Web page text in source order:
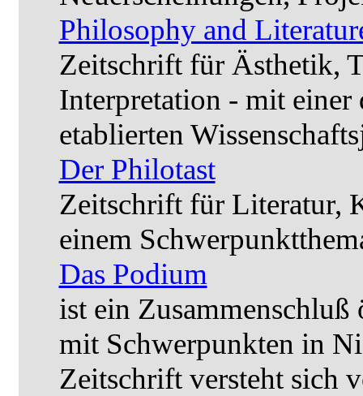
Philosophy and
Zeitschrift für Ästhetik,
Interpretation - mit einer
etablierten
Der Philotast
Zeitschrift für Literatur,
einem
Das Podium
ist ein
mit Schwerpunkten in
Zeitschrift versteht sich